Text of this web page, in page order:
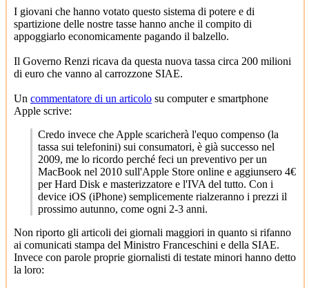
I giovani che hanno votato questo sistema di potere e di
spartizione delle nostre tasse hanno anche il compito di
appoggiarlo economicamente pagando il balzello.
Il Governo Renzi ricava da questa nuova tassa circa 200 milioni
di euro che vanno al carrozzone SIAE.
Un commentatore di un articolo su computer e smartphone
Apple scrive:
Credo invece che Apple scaricherà l'equo compenso (la
tassa sui telefonini) sui consumatori, è già successo nel
2009, me lo ricordo perché feci un preventivo per un
MacBook nel 2010 sull'Apple Store online e aggiunsero 4€
per Hard Disk e masterizzatore e l'IVA del tutto. Con i
device iOS (iPhone) semplicemente rialzeranno i prezzi il
prossimo autunno, come ogni 2-3 anni.
Non riporto gli articoli dei giornali maggiori in quanto si rifanno
ai comunicati stampa del Ministro Franceschini e della SIAE.
Invece con parole proprie giornalisti di testate minori hanno detto
la loro: